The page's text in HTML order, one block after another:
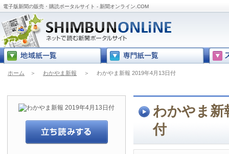
電子版新聞の販売・購読ポータルサイト - 新聞オンライン.COM
ホーム ＞ わかやま新報 ＞ わかやま新報 2019年4月13日付
わかやま新
付